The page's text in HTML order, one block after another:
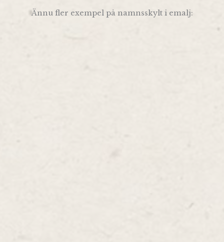
Ännu fler exempel på namnsskylt i emalj: